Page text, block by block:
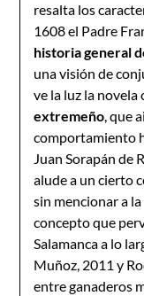
resalta los
1608 el Padre
historia general
una visión de
ve la luz la
extremeño, que
comportamiento
Juan Sorapán de
alude a un cierto
sin mencionar a
concepto que
Salamanca a lo
Muñoz, 2011 y
entre ganaderos